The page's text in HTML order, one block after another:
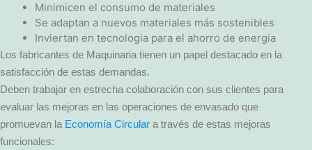
Minimicen el consumo de materiales
Se adaptan a nuevos materiales más sostenibles
Inviertan en tecnologia para el ahorro de energia
Los fabricantes de Maquinaria tienen un papel destacado en la
satisfacción de estas demandas.
Deben trabajar en estrecha colaboración con sus clientes para
evaluar las mejoras en las operaciones de envasado que
promuevan la Economía Circular a través de estas mejoras
funcionales: